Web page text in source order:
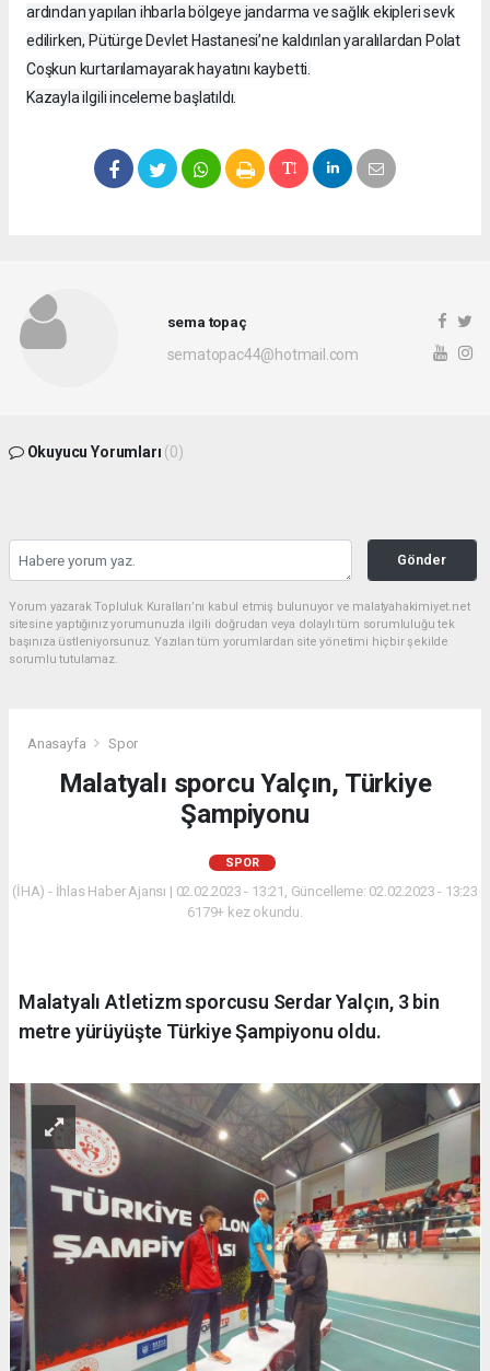
ardından yapılan ihbarla bölgeye jandarma ve sağlık ekipleri sevk
edilirken, Pütürge Devlet Hastanesi’ne kaldırılan yaralılardan Polat
Coşkun kurtarılamayarak hayatını kaybetti.
Kazayla ilgili inceleme başlatıldı.
sema topaç
sematopac44@hotmail.com
Okuyucu Yorumları (0)
Gönder
Yorum yazarak Topluluk Kuralları’nı kabul etmiş bulunuyor ve malatyahakimiyet.net
sitesine yaptığınız yorumunuzla ilgili doğrudan veya dolaylı tüm sorumluluğu tek
başınıza üstleniyorsunuz. Yazılan tüm yorumlardan site yönetimi hiçbir şekilde
sorumlu tutulamaz.
Anasayfa Spor
Malatyalı sporcu Yalçın, Türkiye
Şampiyonu
SPOR
(İHA) - İhlas Haber Ajansı | 02.02.2023 - 13:21, Güncelleme: 02.02.2023 - 13:23
6179+ kez okundu.
Malatyalı Atletizm sporcusu Serdar Yalçın, 3 bin
metre yürüyüşte Türkiye Şampiyonu oldu.